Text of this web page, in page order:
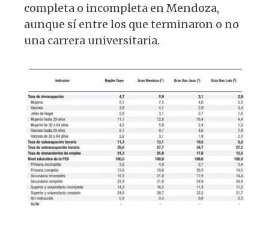
completa o incompleta en Mendoza,
aunque sí entre los que terminaron o no
una carrera universitaria.